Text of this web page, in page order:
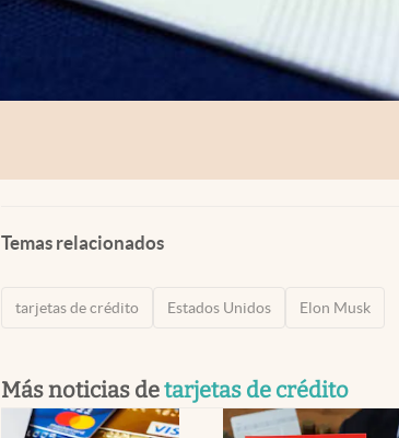
Temas relacionados
tarjetas de crédito Estados Unidos Elon Musk
Más noticias detarjetas de crédito